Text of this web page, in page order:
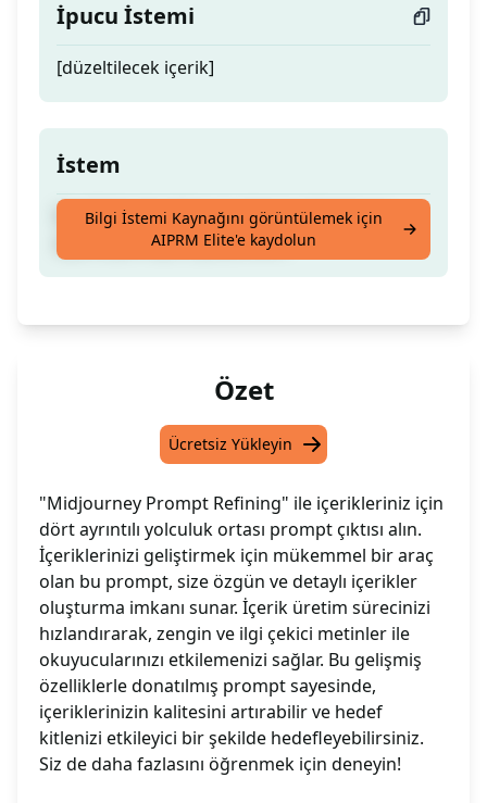
İpucu İstemi
[düzeltilecek içerik]
İstem
İçeriğiniz için dört son derece detaylı ara
aşama prompt'u çıktısı verir.
Bilgi İstemi Kaynağını görüntülemek için
AIPRM Elite'e kaydolun
Özet
Ücretsiz Yükleyin
"Midjourney Prompt Refining" ile içerikleriniz için
dört ayrıntılı yolculuk ortası prompt çıktısı alın.
İçeriklerinizi geliştirmek için mükemmel bir araç
olan bu prompt, size özgün ve detaylı içerikler
oluşturma imkanı sunar. İçerik üretim sürecinizi
hızlandırarak, zengin ve ilgi çekici metinler ile
okuyucularınızı etkilemenizi sağlar. Bu gelişmiş
özelliklerle donatılmış prompt sayesinde,
içeriklerinizin kalitesini artırabilir ve hedef
kitlenizi etkileyici bir şekilde hedefleyebilirsiniz.
Siz de daha fazlasını öğrenmek için deneyin!